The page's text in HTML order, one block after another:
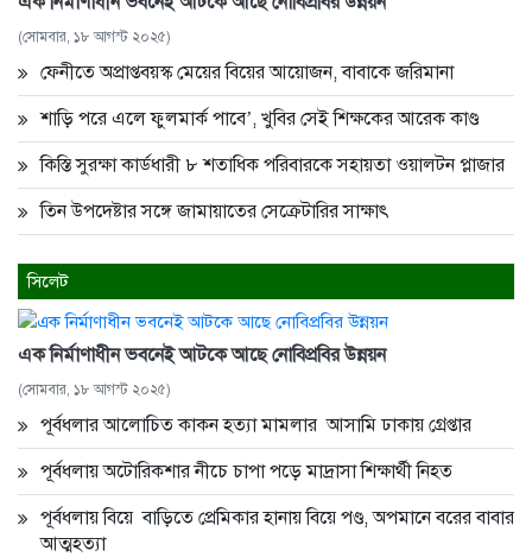
(সোমবার, ১৮ আগস্ট ২০২৫)
ফেনীতে অপ্রাপ্তবয়স্ক মেয়ের বিয়ের আয়োজন, বাবাকে জরিমানা
শাড়ি পরে এলে ফুলমার্ক পাবে’, খুবির সেই শিক্ষকের আরেক কাণ্ড
কিস্তি সুরক্ষা কার্ডধারী ৮ শতাধিক পরিবারকে সহায়তা ওয়ালটন প্লাজার
তিন উপদেষ্টার সঙ্গে জামায়াতের সেক্রেটারির সাক্ষাৎ
সিলেট
এক নির্মাণাধীন ভবনেই আটকে আছে নোবিপ্রবির উন্নয়ন
(সোমবার, ১৮ আগস্ট ২০২৫)
পূর্বধলার আলোচিত কাকন হত্যা মামলার আসামি ঢাকায় গ্রেপ্তার
পূর্বধলায় অটোরিকশার নীচে চাপা পড়ে মাদ্রাসা শিক্ষার্থী নিহত
পূর্বধলায় বিয়ে বাড়িতে প্রেমিকার হানায় বিয়ে পণ্ড, অপমানে বরের বাবার
আত্মহত্যা